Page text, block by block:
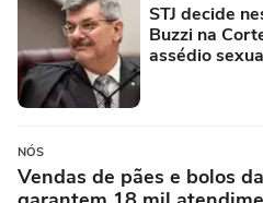
STJ decide
Buzzi na
assédio
NÓS
Vendas de pães e bolos